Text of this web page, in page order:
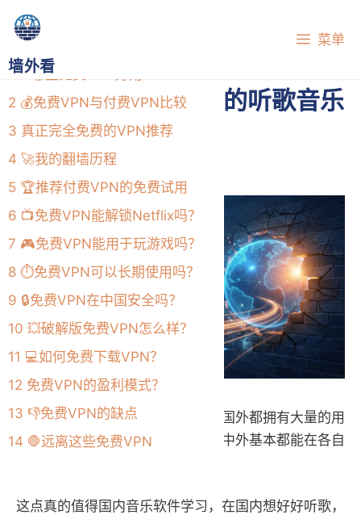
内
墙外看
菜单
2026年国外最热门的听歌音乐
软件推荐
2026年7月1日
本文推荐的国外听歌音乐软件，在国外都拥有大量的用
户，并且音乐资源非常丰富，古今中外基本都能在各自
这点真的值得国内音乐软件学习，在国内想好好听歌，
目录
1🔍哪些免费VPN好用？
2 💰免费VPN与付费VPN比较
3 真正完全免费的VPN推荐
4 🚀我的翻墙历程
5 🏆推荐付费VPN的免费试用
6 📺免费VPN能解锁Netflix吗？
7 🎮免费VPN能用于玩游戏吗？
8 ⏱️免费VPN可以长期使用吗？
9 🔒免费VPN在中国安全吗？
10 💥破解版免费VPN怎么样？
11 💻如何免费下载VPN？
12 免费VPN的盈利模式？
13 👎免费VPN的缺点
14 🛑远离这些免费VPN